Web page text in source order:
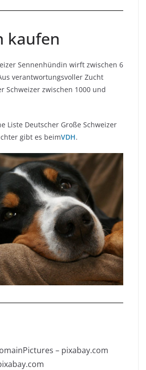
kaufen
Sennenhündin wirft zwischen 6
verantwortungsvoller Zucht
Schweizer zwischen 1000 und
Liste Deutscher Große Schweizer
gibt es beimVDH.
– pixabay.com